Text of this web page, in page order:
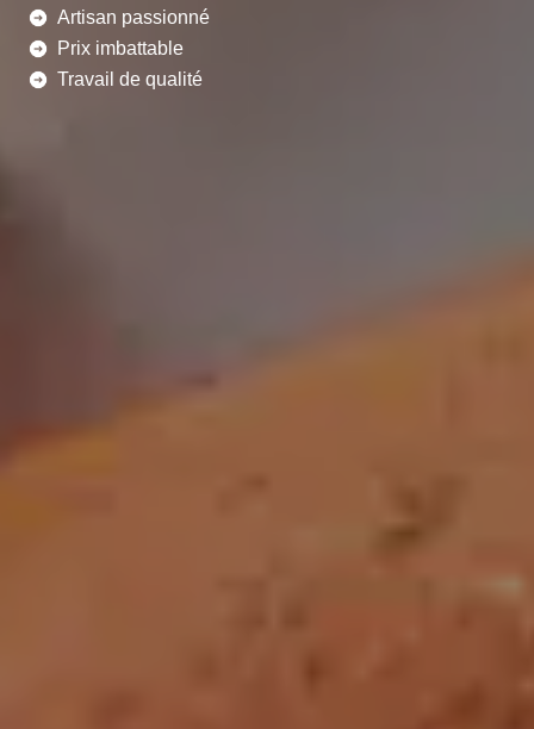
Artisan passionné
Prix imbattable
Travail de qualité